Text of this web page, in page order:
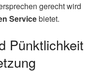
gerecht wird
Servicebietet.
Pünktlichkeit